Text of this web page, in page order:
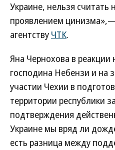
Украине, нельзя
проявлением
агентству ЧТК.
Яна Чернохова в реакции
господина Небензи и на
участии Чехии в
территории республики
подтверждения
Украине мы вряд ли
есть разница между